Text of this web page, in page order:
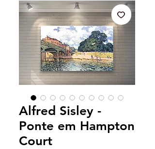
Alfred Sisley -
Ponte em Hampton
Court